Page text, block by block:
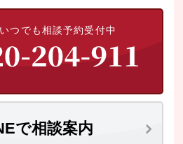
つでも相談予約受付中
で相談案内